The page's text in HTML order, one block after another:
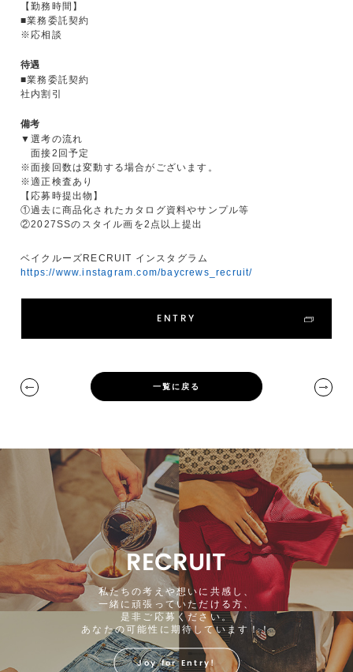
【勤務時間】
■業務委託契約
※応相談
待遇
■業務委託契約
社内割引
備考
▼選考の流れ
面接2回予定
※面接回数は変動する場合がございます。
※適正検査あり
【応募時提出物】
①過去に商品化されたカタログ資料やサンプル等
②2027SSのスタイル画を2点以上提出
ベイクルーズRECRUIT インスタグラム
https://www.instagram.com/baycrews_recruit/
ENTRY
一覧に戻る
RECRUIT
私たちの考えや想いに共感し、
一緒に頑張っていただける方、
是非ご応募ください。
あなたの可能性に期待しています！！
Joy for Entry!